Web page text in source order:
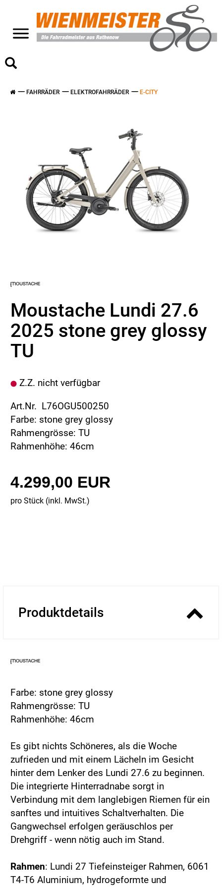
FAHRRÄDER ELEKTROFAHRRÄDER E-CITY
Moustache Lundi 27.6
2025 stone grey glossy
TU
Z.Z. nicht verfügbar
Art.Nr. L76OGU500250
Farbe: stone grey glossy
Rahmengrösse: TU
Rahmenhöhe: 46cm
4.299,00 EUR
pro Stück (inkl. MwSt.)
Produktdetails
Farbe: stone grey glossy
Rahmengrösse: TU
Rahmenhöhe: 46cm
Es gibt nichts Schöneres, als die Woche
zufrieden und mit einem Lächeln im Gesicht
hinter dem Lenker des Lundi 27.6 zu beginnen.
Die integrierte Hinterradnabe sorgt in
Verbindung mit dem langlebigen Riemen für ein
sanftes und intuitives Schaltverhalten. Die
Gangwechsel erfolgen geräuschlos per
Drehgriff - wenn nötig auch im Stand.
Rahmen: Lundi 27 Tiefeinsteiger Rahmen, 6061
T4-T6 Aluminium, hydrogeformte und